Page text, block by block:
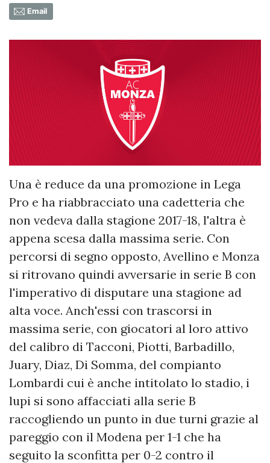
Email
Una è reduce da una promozione in Lega
Pro e ha riabbracciato una cadetteria che
non vedeva dalla stagione 2017-18, l'altra è
appena scesa dalla massima serie. Con
percorsi di segno opposto, Avellino e Monza
si ritrovano quindi avversarie in serie B con
l'imperativo di disputare una stagione ad
alta voce. Anch'essi con trascorsi in
massima serie, con giocatori al loro attivo
del calibro di Tacconi, Piotti, Barbadillo,
Juary, Diaz, Di Somma, del compianto
Lombardi cui è anche intitolato lo stadio, i
lupi si sono affacciati alla serie B
raccogliendo un punto in due turni grazie al
pareggio con il Modena per 1-1 che ha
seguito la sconfitta per 0-2 contro il